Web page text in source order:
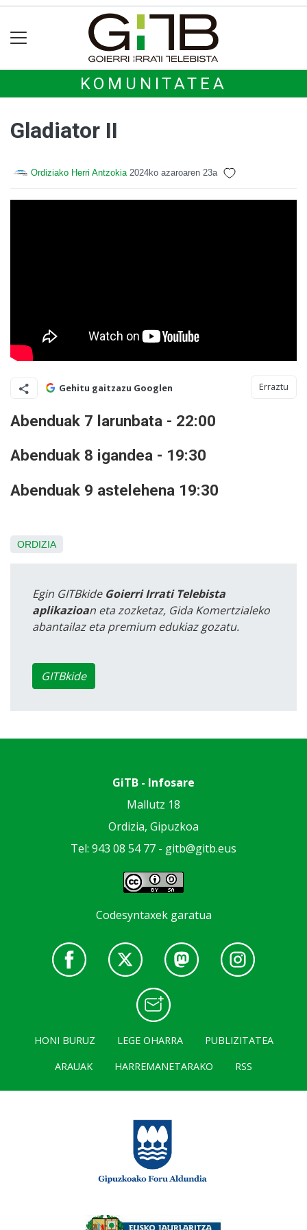
KOMUNITATEA
Gladiator II
Ordiziako Herri Antzokia 2024ko azaroaren 23a
Gehitu gaitzazu Googlen Erraztu
Abenduak 7 larunbata - 22:00
Abenduak 8 igandea - 19:30
Abenduak 9 astelehena 19:30
ORDIZIA
Egin GITBkide Goierri Irrati Telebista
aplikazioan eta zozketaz, Gida Komertzialeko
abantailaz eta premium edukiaz gozatu.
GITBkide
GiTB - Infosare
Mallutz 18
Ordizia, Gipuzkoa
Tel: 943 08 54 77 - gitb@gitb.eus
Codesyntaxek garatua
HONI BURUZ LEGE OHARRA
PUBLIZITATEA
ARAUAK
HARREMANETARAKO RSS